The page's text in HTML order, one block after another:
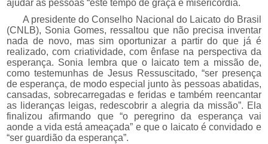
ajudar as pessoas “este tempo de graça e misericórdia.
A presidente do Conselho Nacional do Laicato do Brasil
(CNLB), Sonia Gomes, ressaltou que não precisa inventar
nada de novo, mas sim oportunizar a partir do que já é
realizado, com criatividade, com ênfase na perspectiva da
esperança. Sonia lembra que o laicato tem a missão de,
como testemunhas de Jesus Ressuscitado, “ser presença
de esperança, de modo especial junto às pessoas abatidas,
cansadas, sobrecarregadas e feridas e também reencantar
as lideranças leigas, redescobrir a alegria da missão”. Ela
finalizou afirmando que “o peregrino da esperança vai
aonde a vida está ameaçada” e que o laicato é convidado e
“ser guardião da esperança”.